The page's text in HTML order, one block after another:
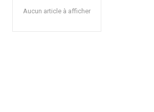
Aucun article à afficher